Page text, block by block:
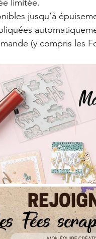
limitée.
jusqu’à
(y compris les